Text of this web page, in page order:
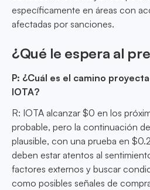
específicamente en áreas con
afectadas por sanciones.
¿Qué le espera al
P: ¿Cuál es el camino
IOTA?
R: IOTA alcanzar $0 en los
probable, pero la continuación
plausible, con una prueba en
deben estar atentos al
factores externos y buscar
como posibles señales de